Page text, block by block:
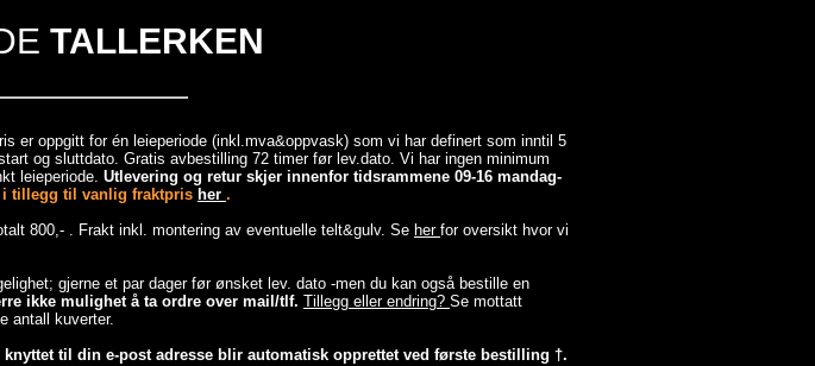
TALLERKEN
er oppgitt for én leieperiode (inkl.mva&oppvask) som vi har definert som inntil 5
og sluttdato. Gratis avbestilling 72 timer før lev.dato. Vi har ingen minimum
leieperiode. Utlevering og retur skjer innenfor tidsrammene 09-16 mandag-
i tillegg til vanlig fraktpris her .
800,- . Frakt inkl. montering av eventuelle telt&gulv. Se her for oversikt hvor vi
gjerne et par dager før ønsket lev. dato -men du kan også bestille en
ikke mulighet å ta ordre over mail/tlf. Tillegg eller endring? Se mottatt
antall kuverter.
til din e-post adresse blir automatisk opprettet ved første bestilling †.